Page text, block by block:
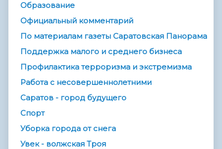
Образование
Официальный комментарий
По материалам газеты Саратовская Панорама
Поддержка малого и среднего бизнеса
Профилактика терроризма и экстремизма
Работа с несовершеннолетними
Саратов - город будущего
Спорт
Уборка города от снега
Увек - волжская Троя